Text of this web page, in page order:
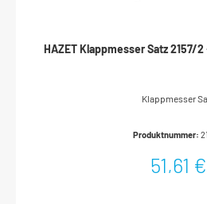
HAZET Klappmesser Satz 2157/2
Klappmesser
Produktnummer:
51,61 €